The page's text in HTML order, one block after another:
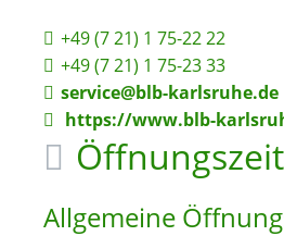
+49 (7 21) 1 75-22 22
+49 (7 21) 1 75-23 33
service@blb-karlsruhe.de
https://www.blb-
Allgemeine